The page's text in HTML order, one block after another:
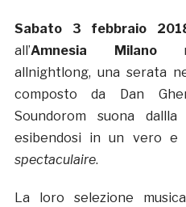
Sabato 3 febbraio
all’Amnesia Milano
allnightlong, una serata
composto da Dan
Soundorom suona
esibendosi in un vero
spectaculaire.
La loro selezione